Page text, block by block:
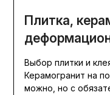
Плитка,
Выбор плитки и
Керамогранит на
можно, но с